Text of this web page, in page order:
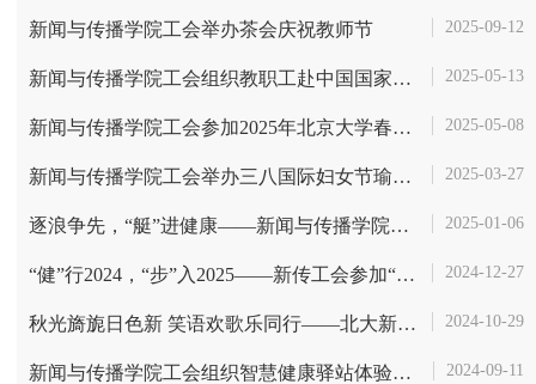
新闻与传播学院工会举办茶会庆祝教师节 2025-09-12
新闻与传播学院工会组织教职工赴中国国家版本馆参观学习 2025-05-13
新闻与传播学院工会参加2025年北京大学春季运动会 2025-05-08
新闻与传播学院工会举办三八国际妇女节瑜伽特别活动 2025-03-27
逐浪争先，“艇”进健康——新闻与传播学院工会划船机比赛圆满落幕 2025-01-06
“健”行2024，“步”入2025——新传工会参加“迎新春”北京大学教职工... 2024-12-27
秋光旖旎日色新 笑语欢歌乐同行——北大新传与对外汉语学院工会联合开展... 2024-10-29
新闻与传播学院工会组织智慧健康驿站体验活动 2024-09-11